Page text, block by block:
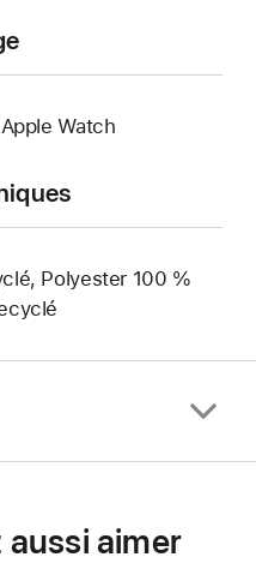
Watch
Polyester 100 %
aimer